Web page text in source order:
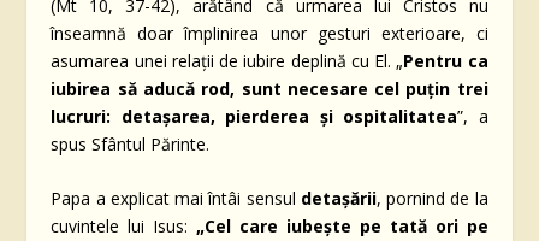
(Mt 10, 37-42), arătând că urmarea lui Cristos nu
înseamnă doar împlinirea unor gesturi exterioare, ci
asumarea unei relații de iubire deplină cu El. „Pentru ca
iubirea să aducă rod, sunt necesare cel puțin trei
lucruri: detașarea, pierderea și ospitalitatea”, a
spus Sfântul Părinte.
Papa a explicat mai întâi sensul detașării, pornind de la
cuvintele lui Isus:„Cel care iubește pe tată ori pe